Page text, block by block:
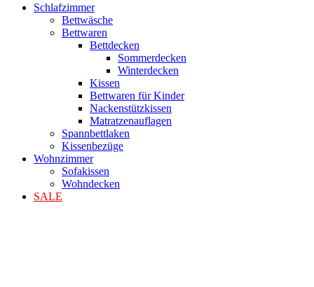
Schlafzimmer
Bettwäsche
Bettwaren
Bettdecken
Sommerdecken
Winterdecken
Kissen
Bettwaren für Kinder
Nackenstützkissen
Matratzenauflagen
Spannbettlaken
Kissenbezüge
Wohnzimmer
Sofakissen
Wohndecken
SALE